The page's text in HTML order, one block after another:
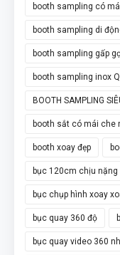
booth sampling có
booth sampling di
booth sampling gấp
booth sampling inox
BOOTH SAMPLING
booth sắt có mái che
booth xoay đẹp
bục 120cm chịu nặng
bục chụp hình xoay
bục quay 360 độ
bục quay video 360